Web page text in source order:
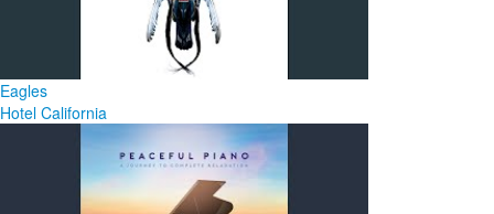
Eagles
Hotel California